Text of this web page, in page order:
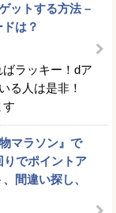
ットする方法 –
は？
ラッキー！dア
る人は是非！
す
マラソン』で
りでポイントア
間違い探し、